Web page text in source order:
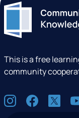
This is a free
community
S
oI
F
X